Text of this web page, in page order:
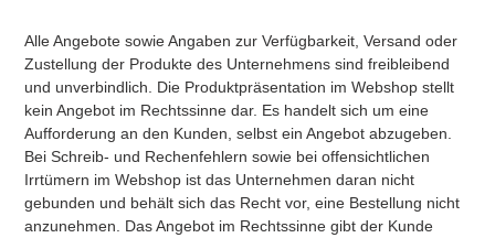
Alle Angebote sowie Angaben zur Verfügbarkeit, Versand oder
Zustellung der Produkte des Unternehmens sind freibleibend
und unverbindlich. Die Produktpräsentation im Webshop stellt
kein Angebot im Rechtssinne dar. Es handelt sich um eine
Aufforderung an den Kunden, selbst ein Angebot abzugeben.
Bei Schreib- und Rechenfehlern sowie bei offensichtlichen
Irrtümern im Webshop ist das Unternehmen daran nicht
gebunden und behält sich das Recht vor, eine Bestellung nicht
anzunehmen. Das Angebot im Rechtssinne gibt der Kunde